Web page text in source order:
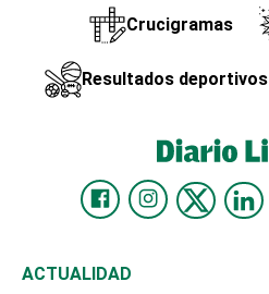
Crucigramas
Resultados deportivos
ACTUALIDAD